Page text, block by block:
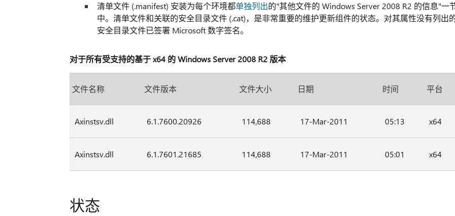
清单文件 (.manifest) 安装为每个环境都单独列出的"其他文件的 Windows Server 2008 R2 的信息"一
中。清单文件和关联的安全目录文件 (.cat)，是非常重要的维护更新组件的状态。对其属性没有列出
安全目录文件已签署 Microsoft 数字签名。
对于所有受支持的基于 x64 的 Windows Server 2008 R2 版本
文件名称 文件版本 文件大小 日期 时间 平台
Axinstsv.dll 6.1.7600.20926 114,688 17-Mar-2011 05:13 x64
Axinstsv.dll 6.1.7601.21685 114,688 17-Mar-2011 05:01 x64
状态